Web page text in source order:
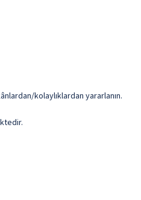
kolaylıklardan yararlanın.